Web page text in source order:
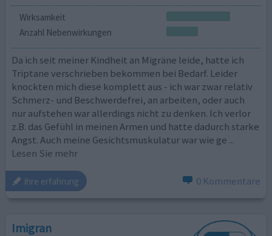
Wirksamkeit
Anzahl Nebenwirkungen
Da ich seit meiner Kindheit an Migräne leide, hatte ich
Triptane verschrieben bekommen bei Bedarf. Leider
knockten mich diese komplett aus - ich war zwar relativ
Schmerz- und Beschwerdefrei, an arbeiten, oder auch
nur aufstehen war allerdings nicht zu denken. Ich verlor
z.B. das Gefühl in meinen Armen und hatte dadurch starke
Angst. Auch meine Gesichtsmuskulatur war wie ge ...
Lesen Sie mehr
ihre erfahrung 0 Kommentare
Imigran